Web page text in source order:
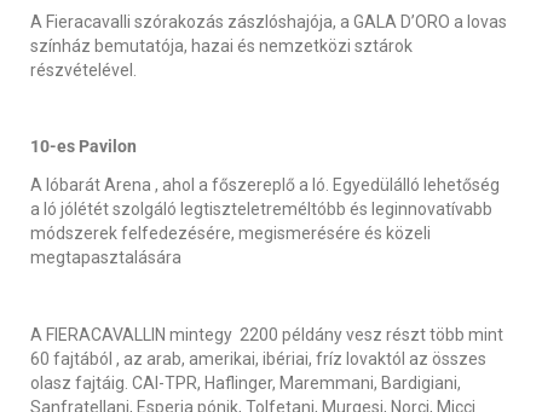
A Fieracavalli szórakozás zászlóshajója, a GALA D’ORO a lovas
színház bemutatója, hazai és nemzetközi sztárok
részvételével.
10-es Pavilon
A lóbarát Arena , ahol a főszereplő a ló. Egyedülálló lehetőség
a ló jólétét szolgáló legtiszteletreméltóbb és leginnovatívabb
módszerek felfedezésére, megismerésére és közeli
megtapasztalására
A FIERACAVALLIN mintegy 2200 példány vesz részt több mint
60 fajtából , az arab, amerikai, ibériai, fríz lovaktól az összes
olasz fajtáig. CAI-TPR, Haflinger, Maremmani, Bardigiani,
Sanfratellani, Esperia pónik, Tolfetani, Murgesi, Norci, Micci